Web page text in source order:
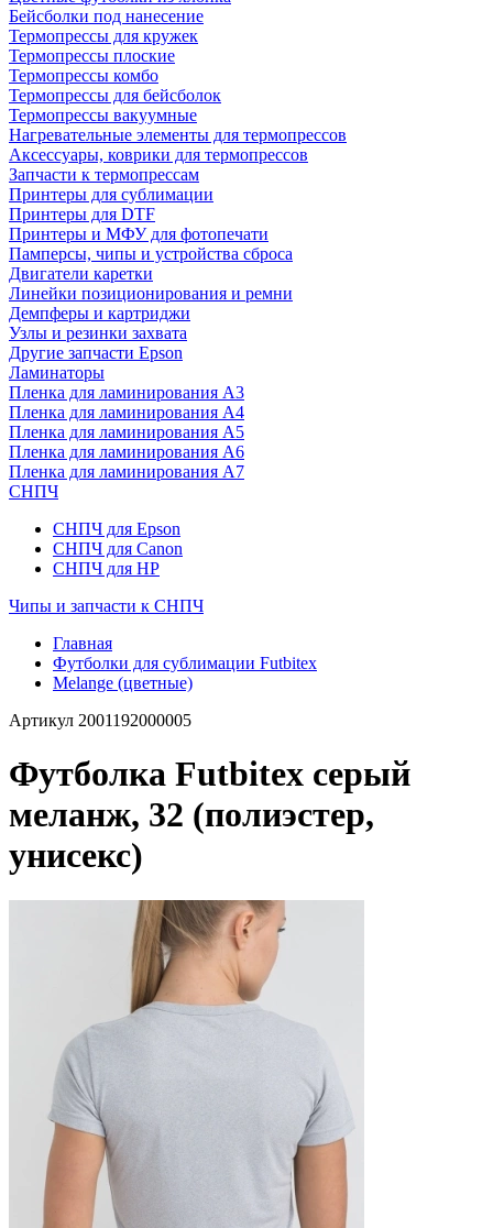
Бейсболки под нанесение
Термопрессы для кружек
Термопрессы плоские
Термопрессы комбо
Термопрессы для бейсболок
Термопрессы вакуумные
Нагревательные элементы для термопрессов
Аксессуары, коврики для термопрессов
Запчасти к термопрессам
Принтеры для сублимации
Принтеры для DTF
Принтеры и МФУ для фотопечати
Памперсы, чипы и устройства сброса
Двигатели каретки
Линейки позиционирования и ремни
Демпферы и картриджи
Узлы и резинки захвата
Другие запчасти Epson
Ламинаторы
Пленка для ламинирования А3
Пленка для ламинирования А4
Пленка для ламинирования А5
Пленка для ламинирования А6
Пленка для ламинирования А7
СНПЧ
СНПЧ для Epson
СНПЧ для Canon
СНПЧ для HP
Чипы и запчасти к СНПЧ
Главная
Футболки для сублимации Futbitex
Melange (цветные)
Артикул 2001192000005
Футболка Futbitex серый
меланж, 32 (полиэстер,
унисекс)